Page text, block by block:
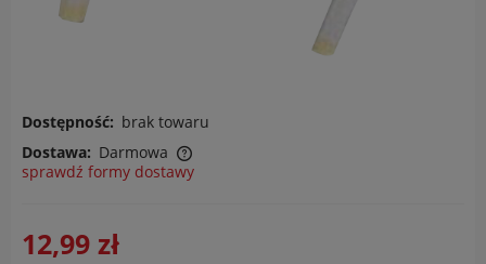
Dostępność: brak towaru
Dostawa: Darmowa
Cena nie zawiera ewentualnych kosztów płatności
sprawdź formy dostawy
12,99 zł